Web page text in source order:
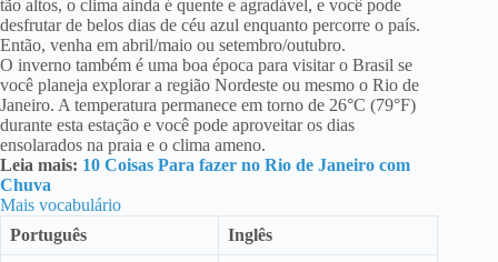
tão altos, o clima ainda é quente e agradável, e você pode
desfrutar de belos dias de céu azul enquanto percorre o país.
Então, venha em abril/maio ou setembro/outubro.
O inverno também é uma boa época para visitar o Brasil se
você planeja explorar a região Nordeste ou mesmo o Rio de
Janeiro. A temperatura permanece em torno de 26°C (79°F)
durante esta estação e você pode aproveitar os dias
ensolarados na praia e o clima ameno.
Leia mais: 10 Coisas Para fazer no Rio de Janeiro com
Chuva
Mais vocabulário
Português
Inglês